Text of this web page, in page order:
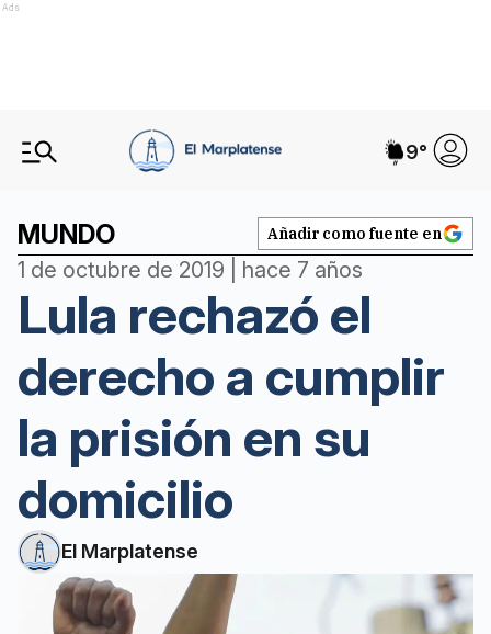
Ads
9°
MUNDO Añadir como fuente en
1 de octubre de 2019 | hace 7 años
Lula rechazó el
derecho a cumplir
la prisión en su
domicilio
El Marplatense